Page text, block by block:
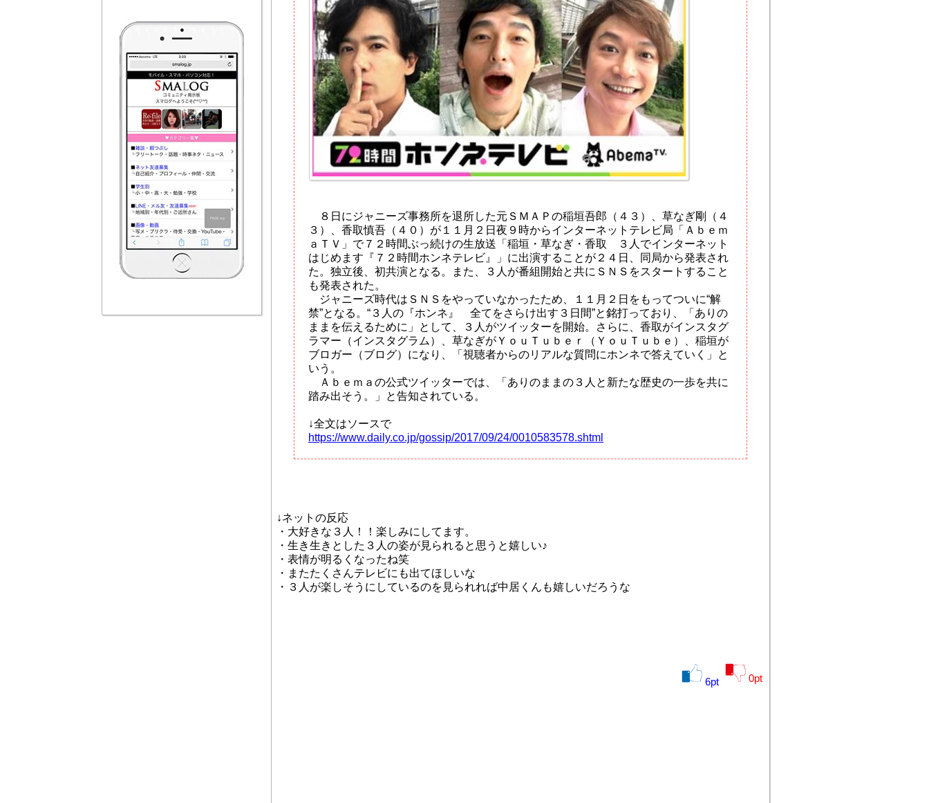
８日にジャニーズ事務所を退所した元ＳＭＡＰの稲垣吾郎（４３）、草なぎ剛（４
３）、香取慎吾（４０）が１１月２日夜９時からインターネットテレビ局「Ａｂｅｍ
ａＴＶ」で７２時間ぶっ続けの生放送「稲垣・草なぎ・香取 ３人でインターネット
はじめます『７２時間ホンネテレビ』」に出演することが２４日、同局から発表され
た。独立後、初共演となる。また、３人が番組開始と共にＳＮＳをスタートすること
も発表された。
ジャニーズ時代はＳＮＳをやっていなかったため、１１月２日をもってついに“解
禁”となる。“３人の『ホンネ』 全てをさらけ出す３日間”と銘打っており、「ありの
ままを伝えるために」として、３人がツイッターを開始。さらに、香取がインスタグ
ラマー（インスタグラム）、草なぎがＹｏｕＴｕｂｅｒ（ＹｏｕＴｕｂｅ）、稲垣が
ブロガー（ブログ）になり、「視聴者からのリアルな質問にホンネで答えていく」と
いう。
Ａｂｅｍａの公式ツイッターでは、「ありのままの３人と新たな歴史の一歩を共に
踏み出そう。」と告知されている。
↓全文はソースで
https://www.daily.co.jp/gossip/2017/09/24/0010583578.shtml
↓ネットの反応
・大好きな３人！！楽しみにしてます。
・生き生きとした３人の姿が見られると思うと嬉しい♪
・表情が明るくなったね笑
・またたくさんテレビにも出てほしいな
・３人が楽しそうにしているのを見られれば中居くんも嬉しいだろうな
6pt 0pt